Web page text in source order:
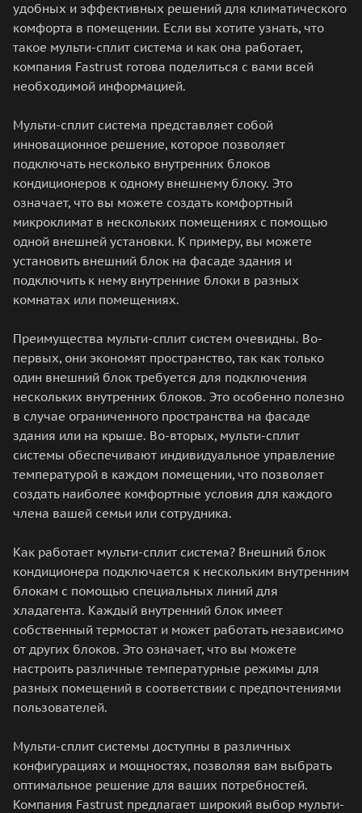
удобных и эффективных решений для климатического
комфорта в помещении. Если вы хотите узнать, что
такое мульти-сплит система и как она работает,
компания Fastrust готова поделиться с вами всей
необходимой информацией.
Мульти-сплит система представляет собой
инновационное решение, которое позволяет
подключать несколько внутренних блоков
кондиционеров к одному внешнему блоку. Это
означает, что вы можете создать комфортный
микроклимат в нескольких помещениях с помощью
одной внешней установки. К примеру, вы можете
установить внешний блок на фасаде здания и
подключить к нему внутренние блоки в разных
комнатах или помещениях.
Преимущества мульти-сплит систем очевидны. Во-
первых, они экономят пространство, так как только
один внешний блок требуется для подключения
нескольких внутренних блоков. Это особенно полезно
в случае ограниченного пространства на фасаде
здания или на крыше. Во-вторых, мульти-сплит
системы обеспечивают индивидуальное управление
температурой в каждом помещении, что позволяет
создать наиболее комфортные условия для каждого
члена вашей семьи или сотрудника.
Как работает мульти-сплит система? Внешний блок
кондиционера подключается к нескольким внутренним
блокам с помощью специальных линий для
хладагента. Каждый внутренний блок имеет
собственный термостат и может работать независимо
от других блоков. Это означает, что вы можете
настроить различные температурные режимы для
разных помещений в соответствии с предпочтениями
пользователей.
Мульти-сплит системы доступны в различных
конфигурациях и мощностях, позволяя вам выбрать
оптимальное решение для ваших потребностей.
Компания Fastrust предлагает широкий выбор мульти-